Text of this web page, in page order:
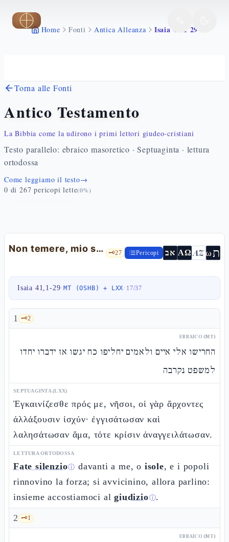
Vai al contenuto principale
Home Fonti Antica Alleanza Isaia 41 1 29
Torna alle Fonti
Antico Testamento
La Bibbia come la udirono i primi lettori giudeo-cristiani
Testo parallelo: ebraico masoretico · Septuaginta · lettura
ortodossa
Come leggiamo il testo→
0 di 267 pericopi lette(0%)
Non temere, mio servo Israele — Is 41,1-29 🗝️27 Pericopi אב ΑΩ AZωת
Isaia 41,1-29·MT (OSHB) + LXX· 17/37
1 🗝️2
EBRAICO (MT)
החרישו אלי איים ולאמים יחליפו כח יגשו אז ידברו יחדו
למשפט נקרבה
SEPTUAGINTA (LXX)
Ἐγκαινίζεσθε πρός με, νῆσοι, οἱ γὰρ ἄρχοντες
ἀλλάξουσιν ἰσχύν· ἐγγισάτωσαν καὶ
λαλησάτωσαν ἅμα, τότε κρίσιν ἀναγγειλάτωσαν.
LETTURA ORTODOSSA
Fate silenzioⓘ davanti a me, o isole, e i popoli
rinnovino la forza; si avvicinino, allora parlino:
insieme accostiamoci algiudizioⓘ.
2 🗝️1
EBRAICO (MT)